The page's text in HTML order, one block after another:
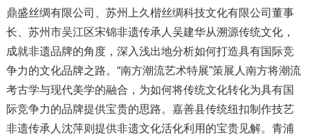
鼎盛丝绸有限公司、苏州上久楷丝绸科技文化有限公司董事
长、苏州市吴江区宋锦非遗传承人吴建华从溯源传统文化，
成就非遗品牌的角度，深入浅出地分析如何打造具有国际竞
争力的文化品牌之路。“南方潮流艺术特展”策展人南方将潮流
考古学与现代美学的融合，为如何将传统文化转化为具有国
际竞争力的品牌提供宝贵的思路。嘉善县传统纽扣制作技艺
非遗传承人沈萍则提供非遗文化活化利用的宝贵见解。青浦